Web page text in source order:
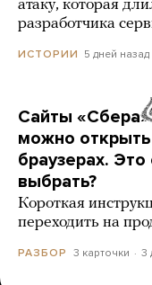
атаку, которая
разработчика
ИСТОРИИ 5 дней назад
Сайты «Сбера»
можно открыть
браузерах.
выбрать?
Короткая
переходить на
РАЗБОР 3 карточки 3